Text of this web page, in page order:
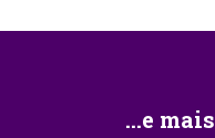
...e mais